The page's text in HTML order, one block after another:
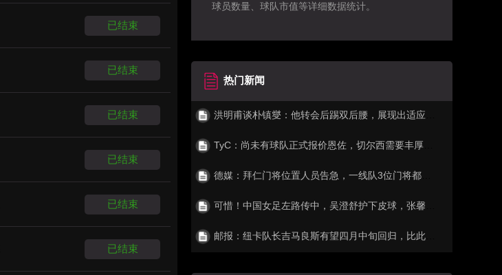
已结束
已结束
已结束
已结束
已结束
已结束
球员数量、球队市值等详细数据统计。
热门新闻
洪明甫谈朴镇燮：他转会后踢双后腰，展现出适应国家队战术的能力
TyC：尚未有球队正式报价恩佐，切尔西需要丰厚报价才会放人
德媒：拜仁门将位置人员告急，一线队3位门将都伤了
可惜！中国女足左路传中，吴澄舒护下皮球，张馨左脚劲射偏出！
邮报：纽卡队长吉马良斯有望四月中旬回归，比此前的预期提前